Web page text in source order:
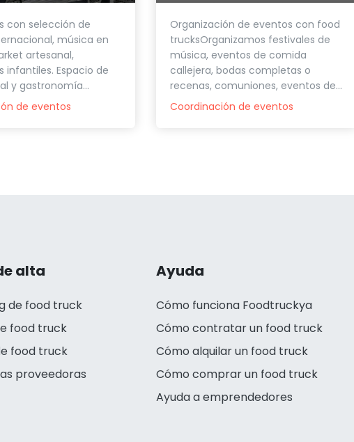
con selección de
música en
artesanal,
infantiles. Espacio de
y gastronomía...
de eventos
Organización de eventos con food
trucksOrganizamos festivales de
música, eventos de comida
callejera, bodas completas o
recenas, comuniones, eventos de...
Coordinación de eventos
alta
de food truck
food truck
food truck
proveedoras
Ayuda
Cómo funciona Foodtruckya
Cómo contratar un food truck
Cómo alquilar un food truck
Cómo comprar un food truck
Ayuda a emprendedores